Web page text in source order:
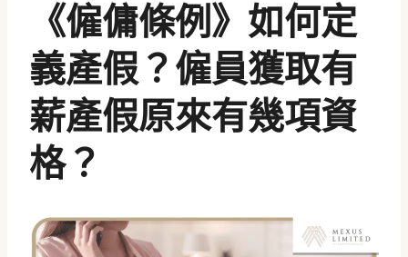
《僱傭條例》如何定
義產假？僱員獲取有
薪產假原來有幾項資
格？